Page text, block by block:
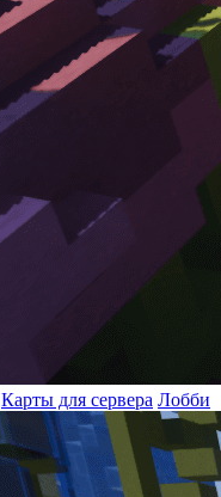
Карты для сервера Лобби